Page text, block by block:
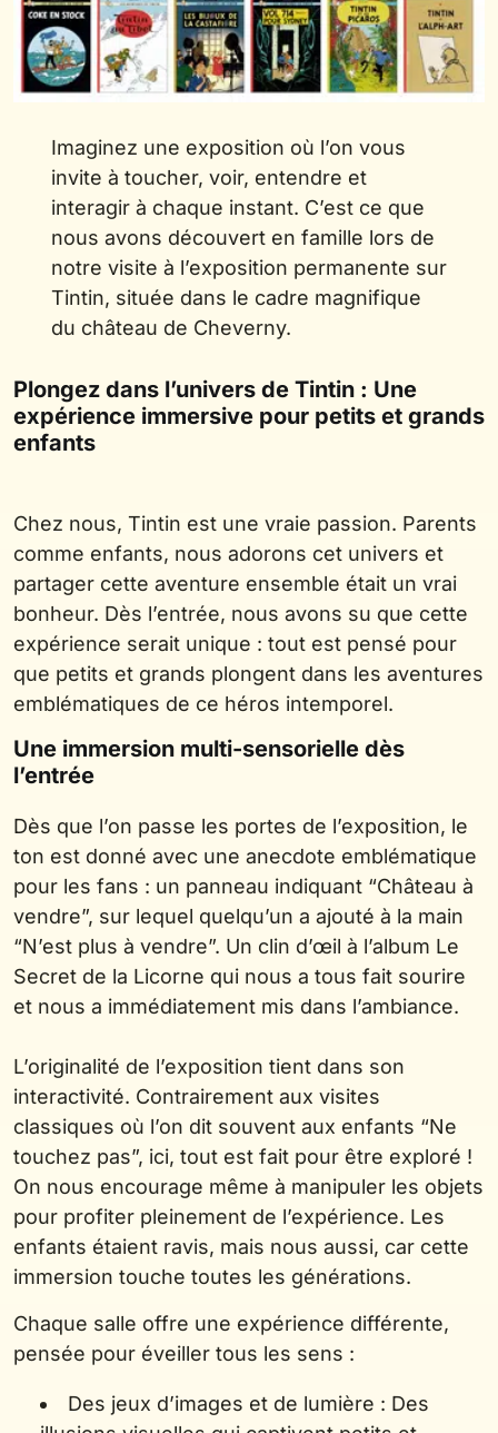
Imaginez une exposition où l’on vous
invite à toucher, voir, entendre et
interagir à chaque instant. C’est ce que
nous avons découvert en famille lors de
notre visite à l’exposition permanente sur
Tintin, située dans le cadre magnifique
du château de Cheverny.
Plongez dans l’univers de Tintin : Une
expérience immersive pour petits et grands
enfants
Chez nous, Tintin est une vraie passion. Parents
comme enfants, nous adorons cet univers et
partager cette aventure ensemble était un vrai
bonheur. Dès l’entrée, nous avons su que cette
expérience serait unique : tout est pensé pour
que petits et grands plongent dans les aventures
emblématiques de ce héros intemporel.
Une immersion multi-sensorielle dès
l’entrée
Dès que l’on passe les portes de l’exposition, le
ton est donné avec une anecdote emblématique
pour les fans : un panneau indiquant “Château à
vendre”, sur lequel quelqu’un a ajouté à la main
“N’est plus à vendre”. Un clin d’œil à l’album Le
Secret de la Licorne qui nous a tous fait sourire
et nous a immédiatement mis dans l’ambiance.
L’originalité de l’exposition tient dans son
interactivité. Contrairement aux visites
classiques où l’on dit souvent aux enfants “Ne
touchez pas”, ici, tout est fait pour être exploré !
On nous encourage même à manipuler les objets
pour profiter pleinement de l’expérience. Les
enfants étaient ravis, mais nous aussi, car cette
immersion touche toutes les générations.
Chaque salle offre une expérience différente,
pensée pour éveiller tous les sens :
Des jeux d’images et de lumière : Des